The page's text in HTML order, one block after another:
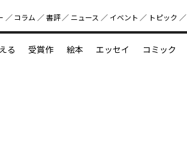
好書好日
コラム 書評 ニュース イベント トピック
る 受賞作 絵本 エッセイ コミック